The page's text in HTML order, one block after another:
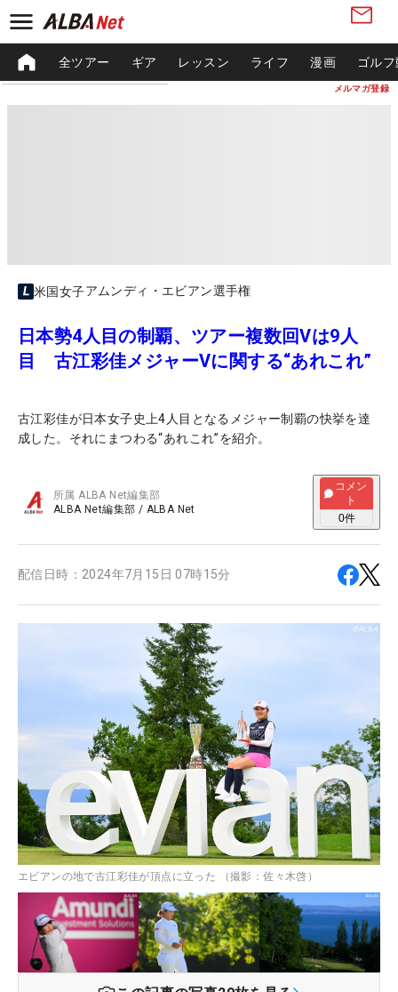
メルマガ登録
全ツアー ギア レッスン ライフ 漫画 ゴル
米国女子アムンディ・エビアン選手権
日本勢4人目の制覇、ツアー複数回Vは9人
目 古江彩佳メジャーVに関する“あれこれ”
古江彩佳が日本女子史上4人目となるメジャー制覇の快挙を達
成した。それにまつわる“あれこれ”を紹介。
所属ALBA Net編集部
ALBA Net編集部 / ALBA Net
コメン
ト
0件
配信日時： 2024年7月15日 07時15分
エビアンの地で古江彩佳が頂点に立った （撮影：佐々木啓）